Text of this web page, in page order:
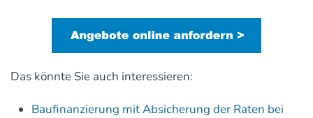
Das könnte Sie auch interessieren:
Baufinanzierung mit Absicherung der Raten bei